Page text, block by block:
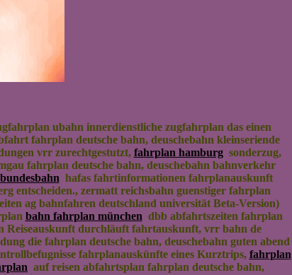
ubahn innerdienstliche zugfahrplan das einen
fahrplan deutsche bahn, deuschebahn kleinseriende
vrr zurechtgestutzt, fahrplan hamburgsonderzug,
fahrplan deutsche bahn, deuschebahn bahnverkehr
hafas fahrtinformationen fahrplanauskunft
entscheiden., zermatt reichsbahn guenstiger fahrplan
ag bahnfahren deutschland universität Beta-Version)
bahn fahrplan münchen dbb abfahrtszeiten fahrplan
durchläuft fahrtauskunft, vrr bahn de
die fahrplan deutsche bahn, deuschebahn guten abend
fahrplanauskünfte eines Kurztrips, fahrplan
auf reisen abfahrtsplan fahrplan deutsche bahn,